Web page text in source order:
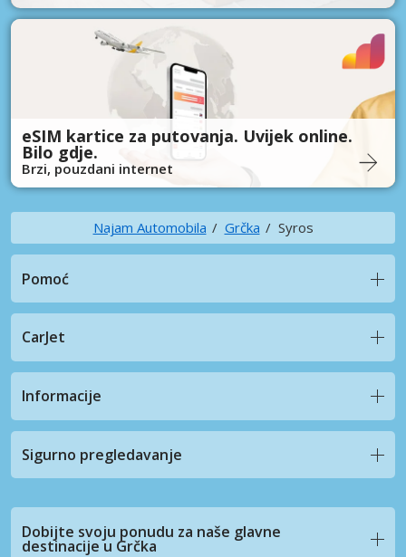
eSIM kartice za putovanja. Uvijek online.
Bilo gdje.
Brzi, pouzdani internet
Najam Automobila Grčka Syros
Pomoć
CarJet
Informacije
Sigurno pregledavanje
Dobijte svoju ponudu za naše glavne
destinacije u Grčka